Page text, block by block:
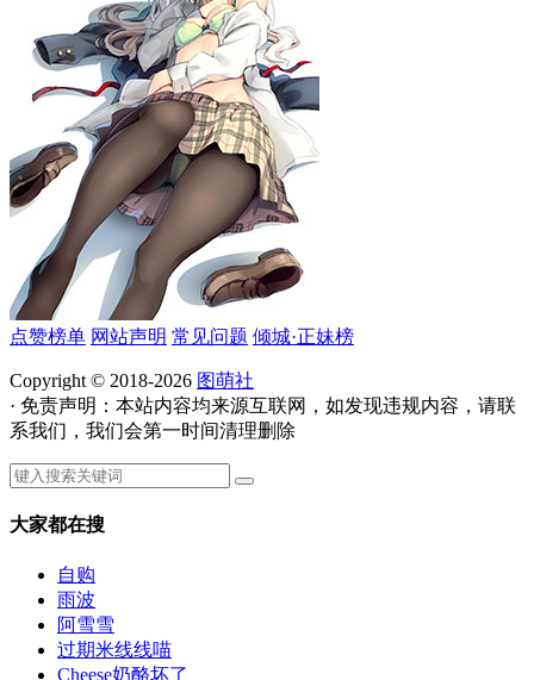
点赞榜单 网站声明 常见问题 倾城·正妹榜
Copyright © 2018-2026 图萌社
· 免责声明：本站内容均来源互联网，如发现违规内容，请联
系我们，我们会第一时间清理删除
大家都在搜
自购
雨波
阿雪雪
过期米线线喵
Cheese奶酪坏了